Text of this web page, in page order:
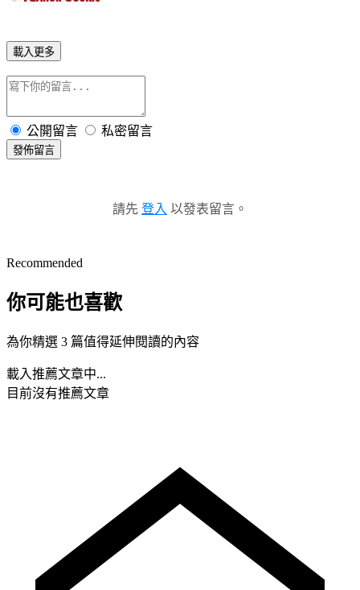
載入更多
公開留言 私密留言
發佈留言
請先 登入 以發表留言。
Recommended
你可能也喜歡
為你精選 3 篇值得延伸閱讀的內容
載入推薦文章中...
目前沒有推薦文章